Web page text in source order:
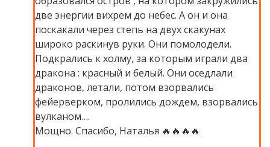
две энергии вихрем до небес. А он и она
поскакали через степь на двух скакунах
широко раскинув руки. Они помолодели.
Подкрались к холму, за которым играли два
дракона : красный и белый. Они оседлали
драконов, летали, потом взорвались
фейерверком, пролились дождем, взорвались
вулканом….
Мощно. Спасибо, Наталья 🔥🔥🔥🔥